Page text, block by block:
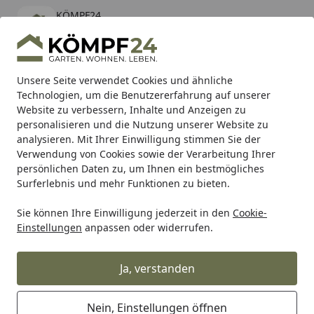
Unsere Seite verwendet Cookies und ähnliche
Technologien, um die Benutzererfahrung auf unserer
Website zu verbessern, Inhalte und Anzeigen zu
personalisieren und die Nutzung unserer Website zu
analysieren. Mit Ihrer Einwilligung stimmen Sie der
Verwendung von Cookies sowie der Verarbeitung Ihrer
persönlichen Daten zu, um Ihnen ein bestmögliches
Surferlebnis und mehr Funktionen zu bieten.
Sie können Ihre Einwilligung jederzeit in den Cookie-
Einstellungen anpassen oder widerrufen.
Ja, verstanden
Nein, Einstellungen öffnen
KÖMPF24
kostenlos - Im App Store
Hotline
Alle Produkte
Mein Konto
Suchen
Karibu Pools inkl. gratis Sandfilteranlage & Pool-
Starterset (Gesamtwert bis 468,99€)
Startseite
Alles für den Garten Carport & Garage Carports
Kunststoff Dachrinnenset für Skan
Holz Carport Friesland